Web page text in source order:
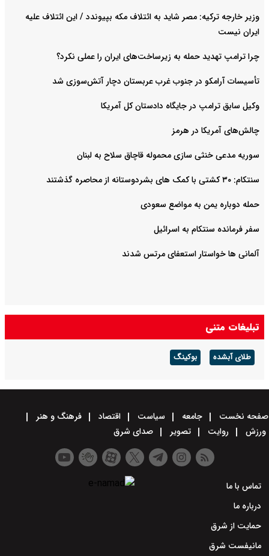
وزیر خارجه ترکیه: مصر شاید به ائتلاف مکه بپیوندد / این ائتلاف علیه
ایران نیست
چرا ترامپ تهدید حمله به زیرساخت‌های ایران را عملی نکرد؟
تأسیسات آرامکو در جنوب غرب عربستان دچار آتش‌سوزی شد
وکیل سابق ترامپ در جایگاه دادستان کل آمریکا
چالش‌های آمریکا در هرمز
سوریه مدعی خنثی سازی محموله قاچاق سلاح به لبنان
سنتکام: ۳۰ کشتی با کمک های بشردوستانه از محاصره گذشتند
حمله دوباره یمن به مواضع سعودی
سفر فرمانده سنتکام به اسرائیل
آلمانی ها خواستار استعفای مرتس شدند
تبلیغات متنی
طلای آبشده بوکینگ
صفحه نخست جامعه سیاست اقتصاد
فرهنگ و هنر
ورزش
روایت تصویر صدای شرق
تماس با ما
درباره ما
حمایت از شرق
مانیفست شرق